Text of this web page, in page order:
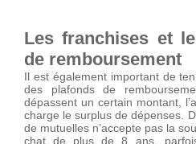
Les franchises et
de remboursement
Il est également important de
des plafonds de
dépassent un certain montant,
charge le surplus de dépenses.
de mutuelles n’accepte pas la
chat de plus de 8 ans,